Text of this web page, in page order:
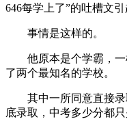
646每学上了”的吐槽文引
事情是这样的。
他原本是个学霸，一
了两个最知名的学校。
其中一所同意直接录
底录取，中考多少分都只